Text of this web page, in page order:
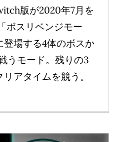
版が2020年7月を
ボスリベンジモー
登場する4体のボスか
うモード。残りの3
アタイムを競う。